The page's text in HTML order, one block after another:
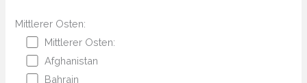
Mittlerer Osten:
Mittlerer Osten:
Afghanistan
Bahrain